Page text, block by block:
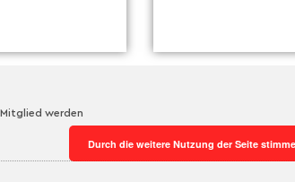
Mitglied werden
Durch die weitere Nutzung der Seite